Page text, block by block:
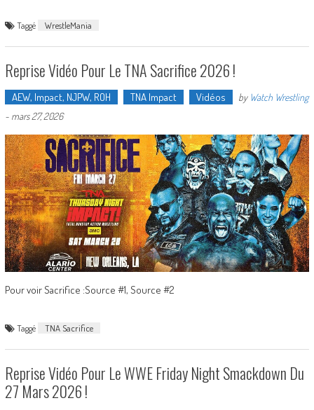
Taggé WrestleMania
Reprise Vidéo Pour Le TNA Sacrifice 2026 !
AEW, Impact, NJPW, ROH TNA Impact Vidéos by Watch Wrestling
- mars 27, 2026
Pour voir Sacrifice :Source #1, Source #2
Taggé TNA Sacrifice
Reprise Vidéo Pour Le WWE Friday Night Smackdown Du
27 Mars 2026 !